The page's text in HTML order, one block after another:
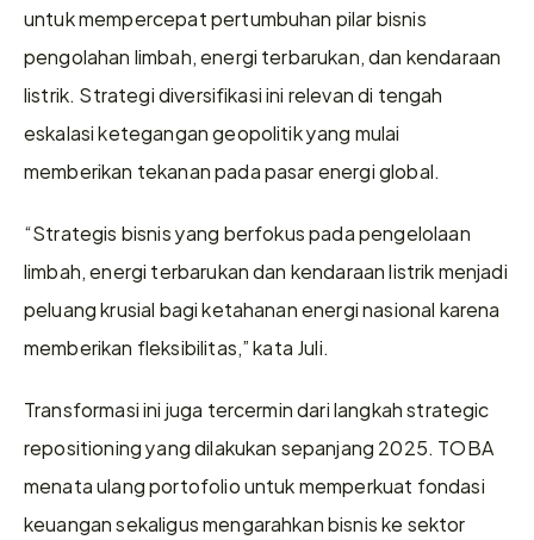
untuk mempercepat pertumbuhan pilar bisnis
pengolahan limbah, energi terbarukan, dan kendaraan
listrik. Strategi diversifikasi ini relevan di tengah
eskalasi ketegangan geopolitik yang mulai
memberikan tekanan pada pasar energi global.
“Strategis bisnis yang berfokus pada pengelolaan
limbah, energi terbarukan dan kendaraan listrik menjadi
peluang krusial bagi ketahanan energi nasional karena
memberikan fleksibilitas,” kata Juli.
Transformasi ini juga tercermin dari langkah strategic
repositioning yang dilakukan sepanjang 2025. TOBA
menata ulang portofolio untuk memperkuat fondasi
keuangan sekaligus mengarahkan bisnis ke sektor